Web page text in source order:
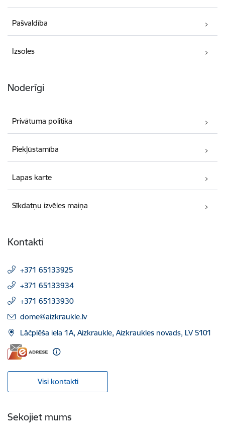
Pašvaldība
Izsoles
Noderīgi
Privātuma politika
Piekļūstamība
Lapas karte
Sīkdatņu izvēles maiņa
Kontakti
+371 65133925
+371 65133934
+371 65133930
E-pasts:
dome@aizkraukle.lv
Lāčplēša iela 1A, Aizkraukle, Aizkraukles novads, LV 5101
Visi kontakti
Sekojiet mums